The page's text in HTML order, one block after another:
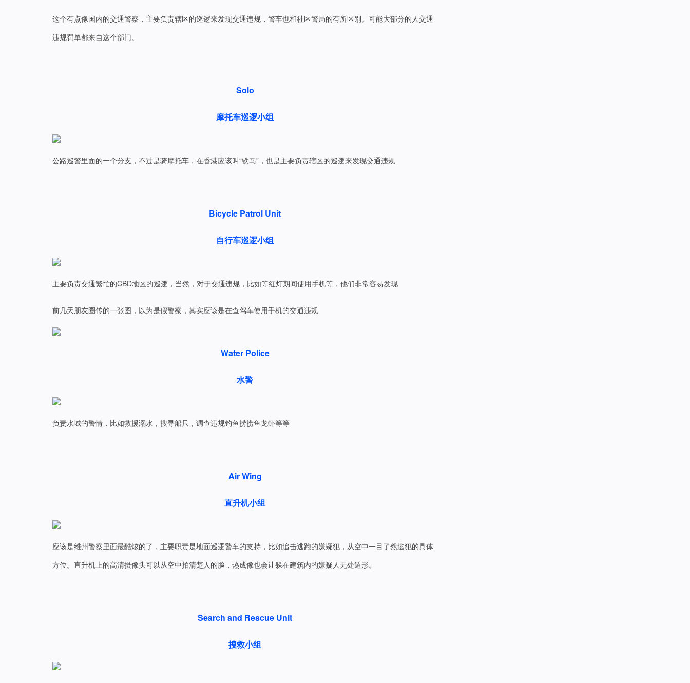
这个有点像国内的交通警察，主要负责辖区的巡逻来发现交通违规，警车也和社区警局的有所区别。可能大部分的人交通
违规罚单都来自这个部门。
Solo
摩托车巡逻小组
公路巡警里面的一个分支，不过是骑摩托车，在香港应该叫“铁马”，也是主要负责辖区的巡逻来发现交通违规
Bicycle Patrol Unit
自行车巡逻小组
主要负责交通繁忙的CBD地区的巡逻，当然，对于交通违规，比如等红灯期间使用手机等，他们非常容易发现
前几天朋友圈传的一张图，以为是假警察，其实应该是在查驾车使用手机的交通违规
Water Police
水警
负责水域的警情，比如救援溺水，搜寻船只，调查违规钓鱼捞捞鱼龙虾等等
Air Wing
直升机小组
应该是维州警察里面最酷炫的了，主要职责是地面巡逻警车的支持，比如追击逃跑的嫌疑犯，从空中一目了然逃犯的具体
方位。直升机上的高清摄像头可以从空中拍清楚人的脸，热成像也会让躲在建筑内的嫌疑人无处遁形。
Search and Rescue Unit
搜救小组